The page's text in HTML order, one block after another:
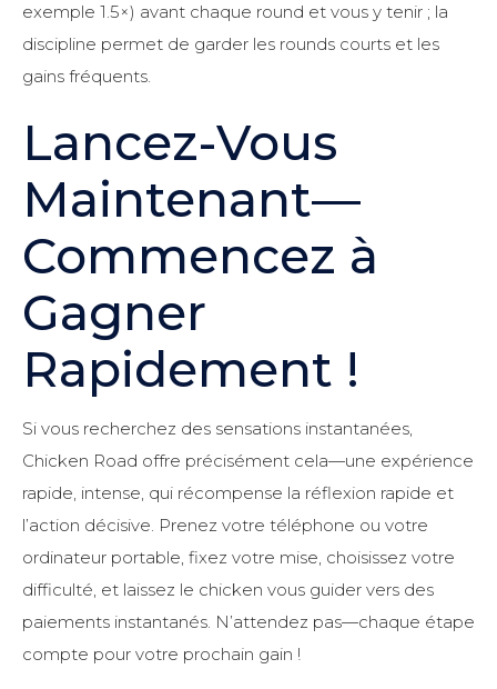
exemple 1.5×) avant chaque round et vous y tenir ; la
discipline permet de garder les rounds courts et les
gains fréquents.
Lancez-Vous
Maintenant—
Commencez à
Gagner
Rapidement !
Si vous recherchez des sensations instantanées,
Chicken Road offre précisément cela—une expérience
rapide, intense, qui récompense la réflexion rapide et
l’action décisive. Prenez votre téléphone ou votre
ordinateur portable, fixez votre mise, choisissez votre
difficulté, et laissez le chicken vous guider vers des
paiements instantanés. N’attendez pas—chaque étape
compte pour votre prochain gain !